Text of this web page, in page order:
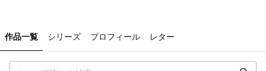
作品一覧 シリーズ プロフィール レター